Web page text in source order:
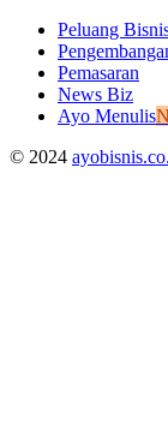
Peluang
Pemasaran
News Biz
Ayo Menulis
© 2024